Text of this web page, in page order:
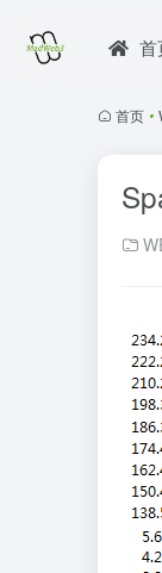
首
首页 •